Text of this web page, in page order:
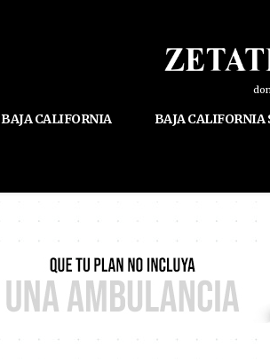
BAJA CALIFORNIA BAJA CALIFORNIA